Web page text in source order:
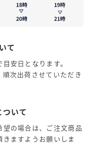
て
安日となります。
次出荷させていただき
いて
の場合は、ご注文商品
ますようお願いしま